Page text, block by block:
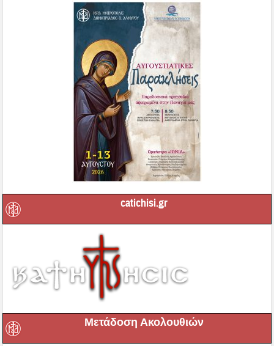
catichisi.gr
Μετάδοση Ακολουθιών